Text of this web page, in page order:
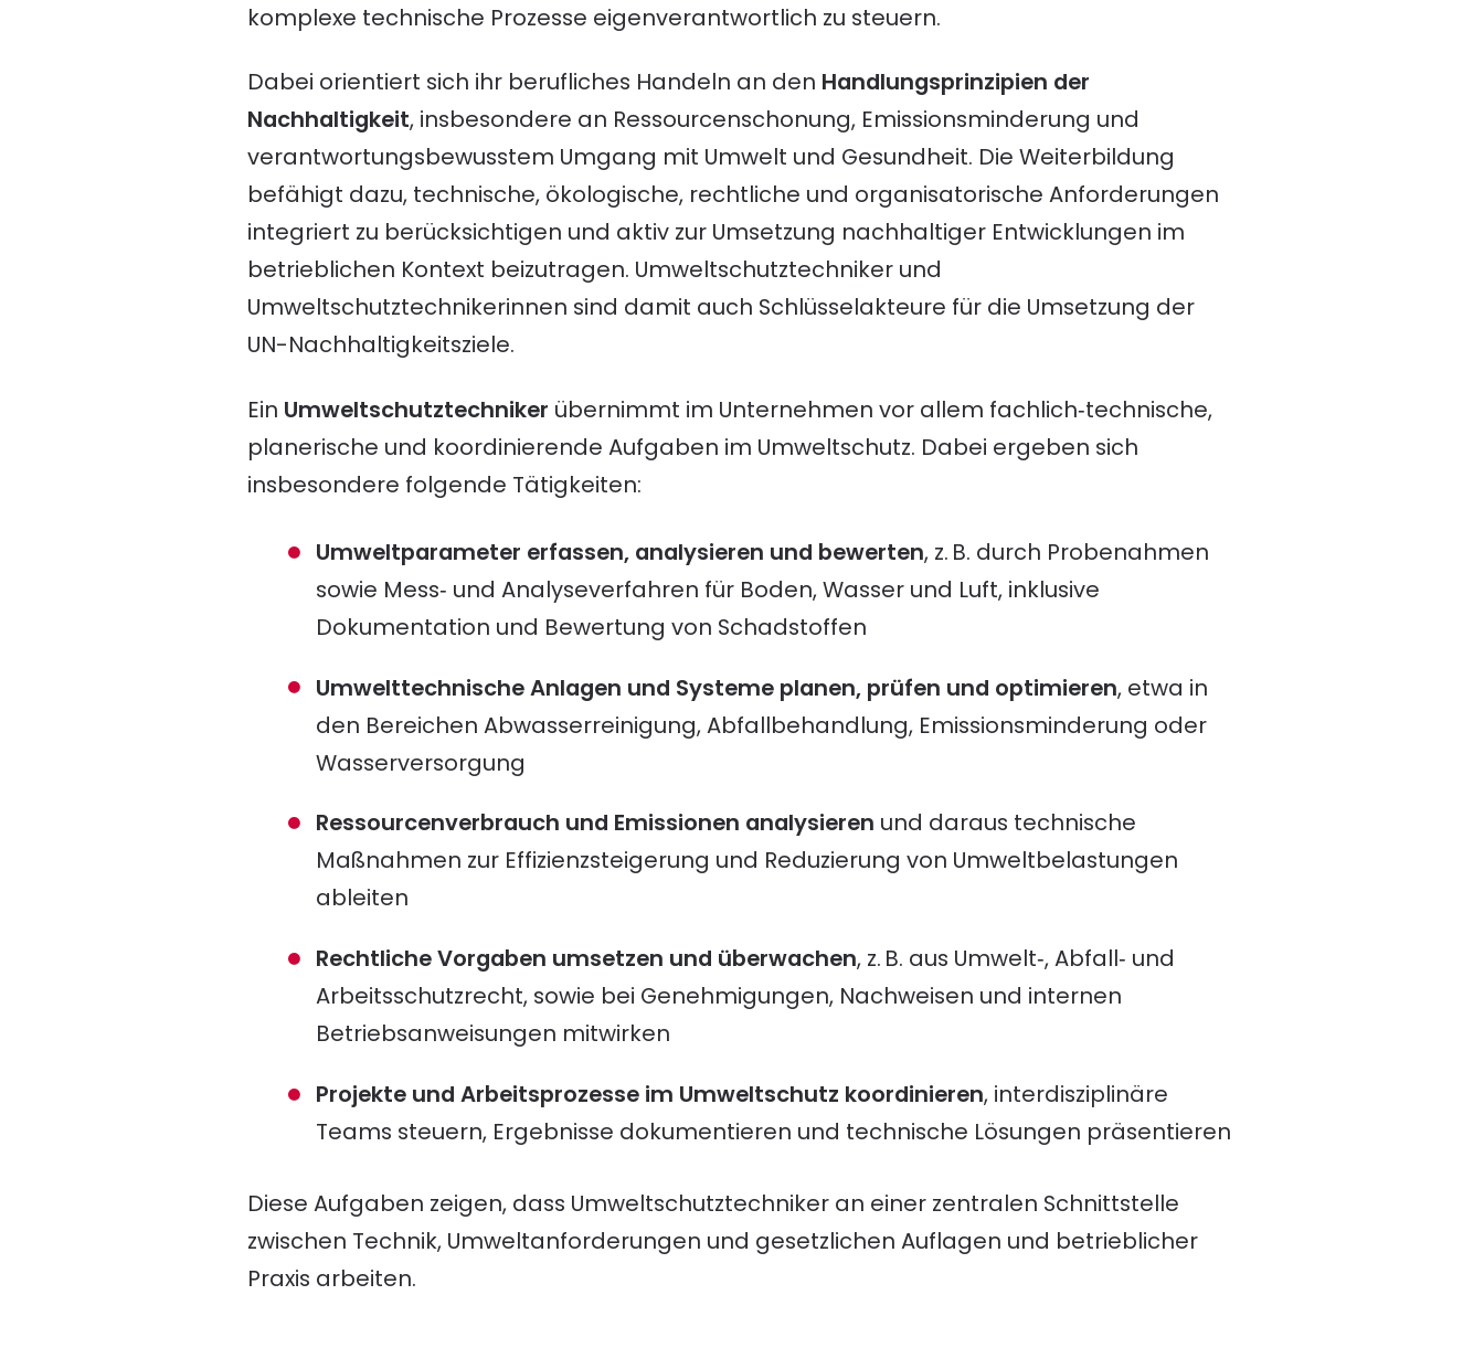
komplexe technische Prozesse eigenverantwortlich zu steuern.
Dabei orientiert sich ihr berufliches Handeln an den Handlungsprinzipien der
Nachhaltigkeit, insbesondere an Ressourcenschonung, Emissionsminderung und
verantwortungsbewusstem Umgang mit Umwelt und Gesundheit. Die Weiterbildung
befähigt dazu, technische, ökologische, rechtliche und organisatorische Anforderungen
integriert zu berücksichtigen und aktiv zur Umsetzung nachhaltiger Entwicklungen im
betrieblichen Kontext beizutragen. Umweltschutztechniker und
Umweltschutztechnikerinnen sind damit auch Schlüsselakteure für die Umsetzung der
UN-Nachhaltigkeitsziele.
Ein Umweltschutztechniker übernimmt im Unternehmen vor allem fachlich‑technische,
planerische und koordinierende Aufgaben im Umweltschutz. Dabei ergeben sich
insbesondere folgende Tätigkeiten:
Umweltparameter erfassen, analysieren und bewerten, z. B. durch Probenahmen
sowie Mess‑ und Analyseverfahren für Boden, Wasser und Luft, inklusive
Dokumentation und Bewertung von Schadstoffen
Umwelttechnische Anlagen und Systeme planen, prüfen und optimieren, etwa in
den Bereichen Abwasserreinigung, Abfallbehandlung, Emissionsminderung oder
Wasserversorgung
Ressourcenverbrauch und Emissionen analysieren und daraus technische
Maßnahmen zur Effizienzsteigerung und Reduzierung von Umweltbelastungen
ableiten
Rechtliche Vorgaben umsetzen und überwachen, z. B. aus Umwelt‑, Abfall‑ und
Arbeitsschutzrecht, sowie bei Genehmigungen, Nachweisen und internen
Betriebsanweisungen mitwirken
Projekte und Arbeitsprozesse im Umweltschutz koordinieren, interdisziplinäre
Teams steuern, Ergebnisse dokumentieren und technische Lösungen präsentieren
Diese Aufgaben zeigen, dass Umweltschutztechniker an einer zentralen Schnittstelle
zwischen Technik, Umweltanforderungen und gesetzlichen Auflagen und betrieblicher
Praxis arbeiten.